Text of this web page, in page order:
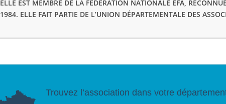
ELLE EST MEMBRE DE LA FÉDÉRATION NATIONALE EFA,
1984. ELLE FAIT PARTIE DE L’UNION DÉPARTEMENTALE DES
Trouvez l’association dans votre